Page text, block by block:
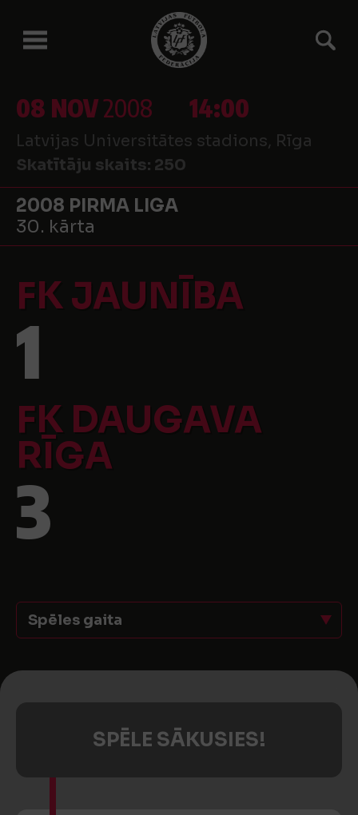
08 NOV2008 14:00
Latvijas Universitātes stadions, Rīga
Skatītāju skaits: 250
2008 PIRMA LIGA
30. kārta
FK JAUNĪBA
1
FK DAUGAVA
RĪGA
3
Spēles gaita
SPĒLE SĀKUSIES!